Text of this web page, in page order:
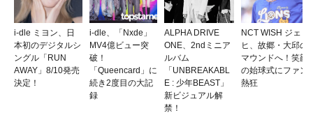
i-dle ミヨン、日
本初のデジタルシ
ングル「RUN
AWAY」8/10発売
決定！
i-dle、「Nxde」
MV4億ビュー突
破！
「Queencard」に
続き2度目の大記
録
ALPHA DRIVE
ONE、2ndミニア
ルバム
「UNBREAKABL
E : 少年BEAST」
新ビジュアル解
禁！
NCT WISH ジェ
ヒ、故郷・大邱の
マウンドへ！笑顔
の始球式にファン
熱狂